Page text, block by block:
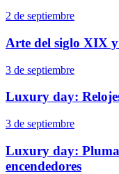
2 de septiembre
Arte del siglo XIX
3 de septiembre
Luxury day:
3 de septiembre
Luxury day:
encendedores